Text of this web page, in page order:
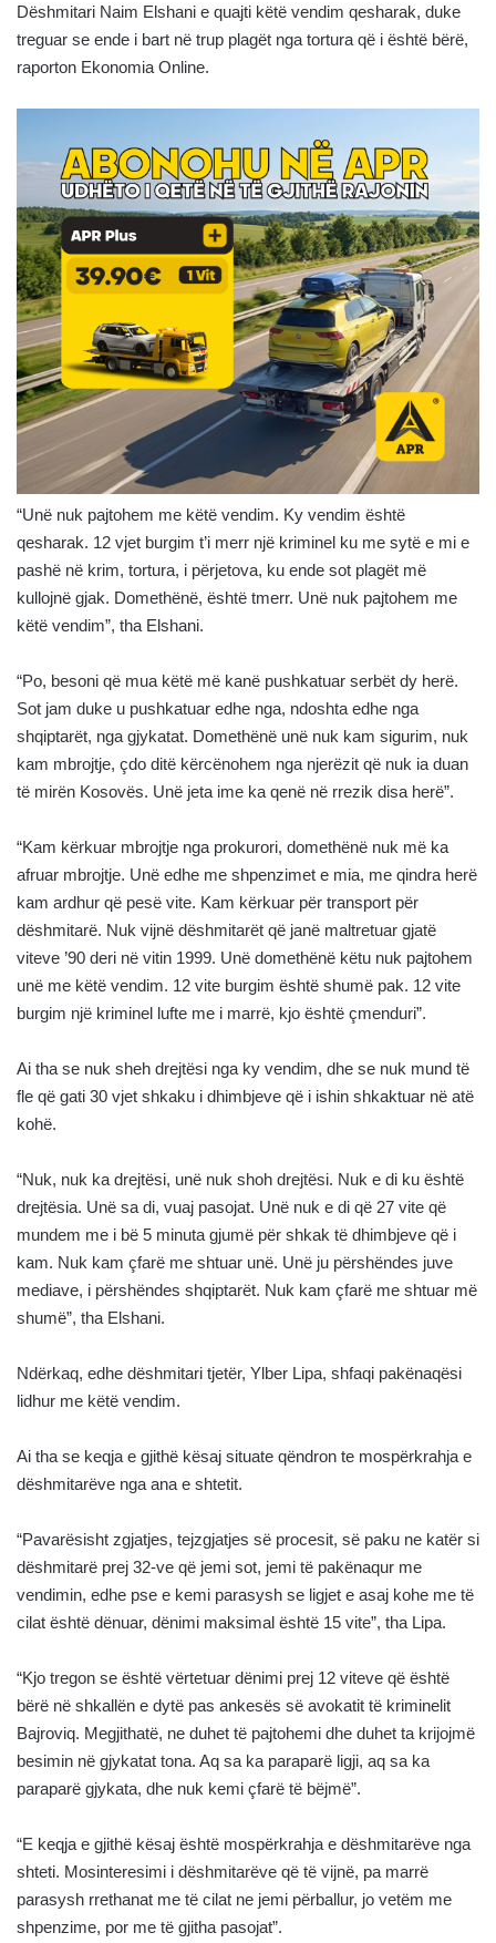
Dëshmitari Naim Elshani e quajti këtë vendim qesharak, duke
treguar se ende i bart në trup plagët nga tortura që i është bërë,
raporton Ekonomia Online.
“Unë nuk pajtohem me këtë vendim. Ky vendim është
qesharak. 12 vjet burgim t’i merr një kriminel ku me sytë e mi e
pashë në krim, tortura, i përjetova, ku ende sot plagët më
kullojnë gjak. Domethënë, është tmerr. Unë nuk pajtohem me
këtë vendim”, tha Elshani.
“Po, besoni që mua këtë më kanë pushkatuar serbët dy herë.
Sot jam duke u pushkatuar edhe nga, ndoshta edhe nga
shqiptarët, nga gjykatat. Domethënë unë nuk kam sigurim, nuk
kam mbrojtje, çdo ditë kërcënohem nga njerëzit që nuk ia duan
të mirën Kosovës. Unë jeta ime ka qenë në rrezik disa herë”.
“Kam kërkuar mbrojtje nga prokurori, domethënë nuk më ka
afruar mbrojtje. Unë edhe me shpenzimet e mia, me qindra herë
kam ardhur që pesë vite. Kam kërkuar për transport për
dëshmitarë. Nuk vijnë dëshmitarët që janë maltretuar gjatë
viteve ’90 deri në vitin 1999. Unë domethënë këtu nuk pajtohem
unë me këtë vendim. 12 vite burgim është shumë pak. 12 vite
burgim një kriminel lufte me i marrë, kjo është çmenduri”.
Ai tha se nuk sheh drejtësi nga ky vendim, dhe se nuk mund të
fle që gati 30 vjet shkaku i dhimbjeve që i ishin shkaktuar në atë
kohë.
“Nuk, nuk ka drejtësi, unë nuk shoh drejtësi. Nuk e di ku është
drejtësia. Unë sa di, vuaj pasojat. Unë nuk e di që 27 vite që
mundem me i bë 5 minuta gjumë për shkak të dhimbjeve që i
kam. Nuk kam çfarë me shtuar unë. Unë ju përshëndes juve
mediave, i përshëndes shqiptarët. Nuk kam çfarë me shtuar më
shumë”, tha Elshani.
Ndërkaq, edhe dëshmitari tjetër, Ylber Lipa, shfaqi pakënaqësi
lidhur me këtë vendim.
Ai tha se keqja e gjithë kësaj situate qëndron te mospërkrahja e
dëshmitarëve nga ana e shtetit.
“Pavarësisht zgjatjes, tejzgjatjes së procesit, së paku ne katër si
dëshmitarë prej 32-ve që jemi sot, jemi të pakënaqur me
vendimin, edhe pse e kemi parasysh se ligjet e asaj kohe me të
cilat është dënuar, dënimi maksimal është 15 vite”, tha Lipa.
“Kjo tregon se është vërtetuar dënimi prej 12 viteve që është
bërë në shkallën e dytë pas ankesës së avokatit të kriminelit
Bajroviq. Megjithatë, ne duhet të pajtohemi dhe duhet ta krijojmë
besimin në gjykatat tona. Aq sa ka paraparë ligji, aq sa ka
paraparë gjykata, dhe nuk kemi çfarë të bëjmë”.
“E keqja e gjithë kësaj është mospërkrahja e dëshmitarëve nga
shteti. Mosinteresimi i dëshmitarëve që të vijnë, pa marrë
parasysh rrethanat me të cilat ne jemi përballur, jo vetëm me
shpenzime, por me të gjitha pasojat”.